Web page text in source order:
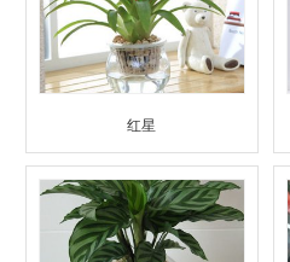
红星